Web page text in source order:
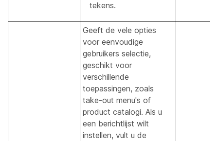
tekens.
Geeft de vele opties
voor eenvoudige
gebruikers selectie,
geschikt voor
verschillende
toepassingen, zoals
take-out menu's of
product catalogi. Als u
een berichtlijst wilt
instellen, vult u de